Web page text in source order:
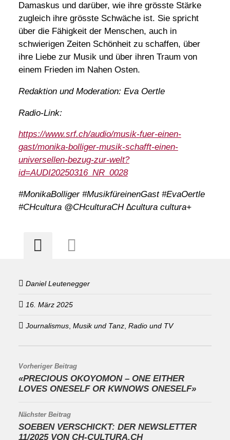
Damaskus und darüber, wie ihre grösste Stärke
zugleich ihre grösste Schwäche ist. Sie spricht
über die Fähigkeit der Menschen, auch in
schwierigen Zeiten Schönheit zu schaffen, über
ihre Liebe zur Musik und über ihren Traum von
einem Frieden im Nahen Osten.
Redaktion und Moderation: Eva Oertle
Radio-Link:
https://www.srf.ch/audio/musik-fuer-einen-
gast/monika-bolliger-musik-schafft-einen-
universellen-bezug-zur-welt?
id=AUDI20250316_NR_0028
#MonikaBolliger #MusikfüreinenGast #EvaOertle
#CHcultura @CHculturaCH ∆cultura cultura+
Daniel Leutenegger
16. März 2025
Journalismus, Musik und Tanz, Radio und TV
Vorheriger Beitrag
«PRECIOUS OKOYOMON – ONE EITHER
LOVES ONESELF OR KWNOWS ONESELF»
Nächster Beitrag
SOEBEN VERSCHICKT: DER NEWSLETTER
11/2025 VON CH-CULTURA.CH